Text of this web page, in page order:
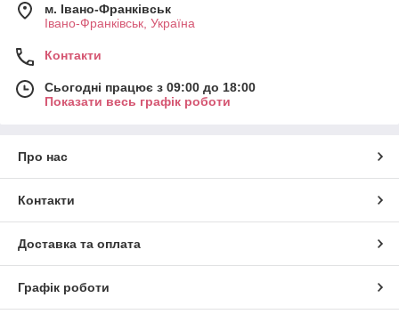
м. Івано-Франківськ
Івано-Франківськ, Україна
Контакти
Сьогодні працює з 09:00 до 18:00
Показати весь графік роботи
Про нас
Контакти
Доставка та оплата
Графік роботи